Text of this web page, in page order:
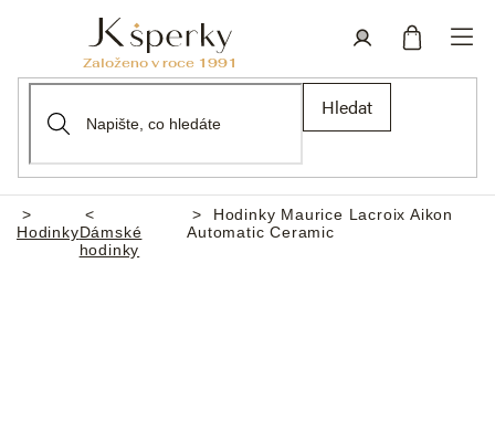
Hledat
Domů
HodinkyDámské
hodinky
Hodinky Maurice Lacroix Aikon
Automatic Ceramic